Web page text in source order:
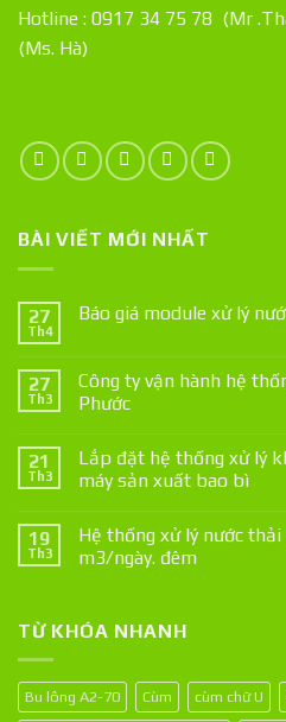
Hotline : 0917 34 75 78 (Mr
(Ms. Hà)
BÀI VIẾT MỚI NHẤT
27
Th4
Báo giá module xử lý
27
Th3
Công ty vận hành hệ
Phước
21
Th3
Lắp đặt hệ thống xử lý
máy sản xuất bao bì
19
Th3
Hệ thống xử lý nước
m3/ngày. đêm
TỪ KHÓA NHANH
Bu lông A2-70 Cùm cùm chữ U